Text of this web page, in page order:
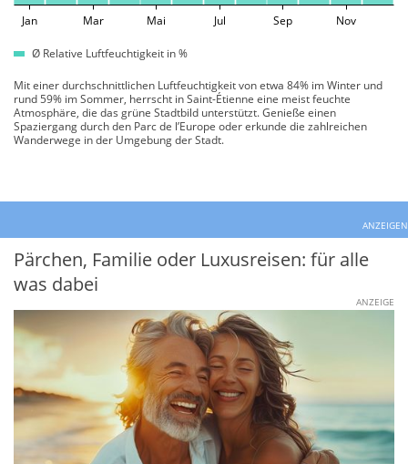
Jan Mar Mai Jul Sep Nov
Ø Relative Luftfeuchtigkeit in %
Mit einer durchschnittlichen Luftfeuchtigkeit von etwa 84% im Winter und
rund 59% im Sommer, herrscht in Saint-Étienne eine meist feuchte
Atmosphäre, die das grüne Stadtbild unterstützt. Genieße einen
Spaziergang durch den Parc de l’Europe oder erkunde die zahlreichen
Wanderwege in der Umgebung der Stadt.
ANZEIGEN
Pärchen, Familie oder Luxusreisen: für alle
was dabei
ANZEIGE